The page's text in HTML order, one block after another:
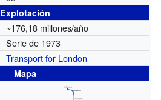
Explotación
~176,18 millones/año
Serie de 1973
Transport for London
Mapa